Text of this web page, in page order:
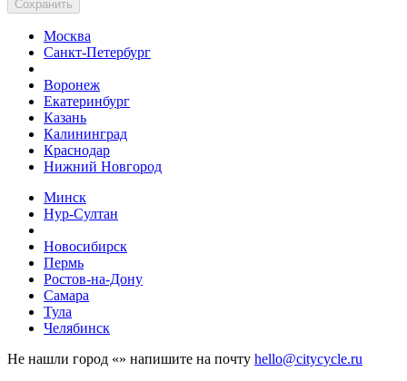
Сохранить
Москва
Санкт-Петербург
Воронеж
Екатеринбург
Казань
Калининград
Краснодар
Нижний Новгород
Минск
Нур-Султан
Новосибирск
Пермь
Ростов-на-Дону
Самара
Тула
Челябинск
Не нашли город «» напишите на почту hello@citycycle.ru